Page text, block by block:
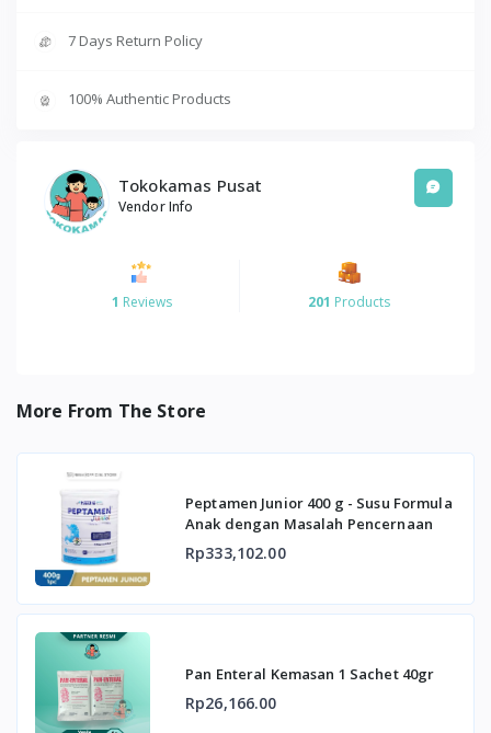
7 Days Return Policy
100% Authentic Products
Tokokamas Pusat
Vendor Info
1 Reviews 201 Products
More From The Store
Peptamen Junior 400 g - Susu Formula
Anak dengan Masalah Pencernaan
Rp333,102.00
Pan Enteral Kemasan 1 Sachet 40gr
Rp26,166.00